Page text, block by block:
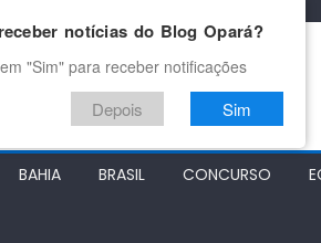
BAHIA BRASIL CONCURSO
notícias do Blog Opará?
"Sim" para receber notificações
Depois Sim